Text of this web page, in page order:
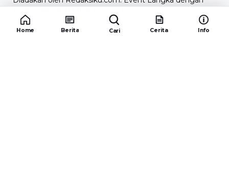
Drop Rate yang Melejit (424,813)
10 Film Indonesia Tayang November 2024, Ada Film
Wulan Guritno! (352,096)
Home Berita Cari Cerita Info